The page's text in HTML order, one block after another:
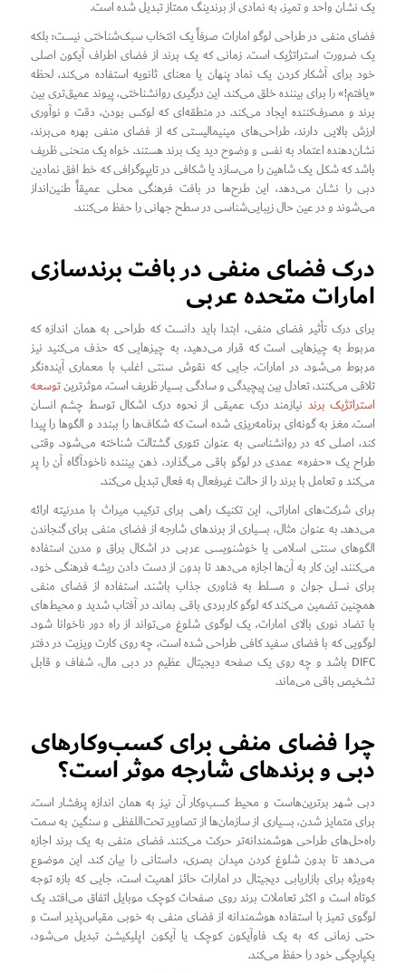
یک نشان واحد و تمیز، به نمادی از برندینگ ممتاز تبدیل شده است.
فضای منفی در طراحی لوگو امارات صرفاً یک انتخاب سبک‌شناختی نیست؛ بلکه
یک ضرورت استراتژیک است. زمانی که یک برند از فضای اطراف آیکون اصلی
خود برای آشکار کردن یک نماد پنهان یا معنای ثانویه استفاده می‌کند، لحظه
«یافتم!» را برای بیننده خلق می‌کند. این درگیری روانشناختی، پیوند عمیق‌تری بین
برند و مصرف‌کننده ایجاد می‌کند. در منطقه‌ای که لوکس بودن، دقت و نوآوری
ارزش بالایی دارند، طراحی‌های مینیمالیستی که از فضای منفی بهره می‌برند،
نشان‌دهنده اعتماد به نفس و وضوح دید یک برند هستند. خواه یک منحنی ظریف
باشد که شکل یک شاهین را می‌سازد یا شکافی در تایپوگرافی که خط افق نمادین
دبی را نشان می‌دهد، این طرح‌ها در بافت فرهنگی محلی عمیقاً طنین‌انداز
می‌شوند و در عین حال زیبایی‌شناسی در سطح جهانی را حفظ می‌کنند.
درک فضای منفی در بافت برندسازی
امارات متحده عربی
برای درک تأثیر فضای منفی، ابتدا باید دانست که طراحی به همان اندازه که
مربوط به چیزهایی است که قرار می‌دهید، به چیزهایی که حذف می‌کنید نیز
مربوط می‌شود. در امارات، جایی که نقوش سنتی اغلب با معماری آینده‌نگر
تلاقی می‌کنند، تعادل بین پیچیدگی و سادگی بسیار ظریف است. موثرترینتوسعه
استراتژیک برند نیازمند درک عمیقی از نحوه درک اشکال توسط چشم انسان
است. مغز به گونه‌ای برنامه‌ریزی شده است که شکاف‌ها را ببندد و الگوها را پیدا
کند، اصلی که در روانشناسی به عنوان تئوری گشتالت شناخته می‌شود. وقتی
طراح یک «حفره» عمدی در لوگو باقی می‌گذارد، ذهن بیننده ناخودآگاه آن را پر
می‌کند و تعامل با برند را از حالت غیرفعال به فعال تبدیل می‌کند.
برای شرکت‌های اماراتی، این تکنیک راهی برای ترکیب میراث با مدرنیته ارائه
می‌دهد. به عنوان مثال، بسیاری از برندهای شارجه از فضای منفی برای گنجاندن
الگوهای سنتی اسلامی یا خوشنویسی عربی در اشکال براق و مدرن استفاده
می‌کنند. این کار به آن‌ها اجازه می‌دهد تا بدون از دست دادن ریشه فرهنگی خود،
برای نسل جوان و مسلط به فناوری جذاب باشند. استفاده از فضای منفی
همچنین تضمین می‌کند که لوگو کاربردی باقی بماند. در آفتاب شدید و محیط‌های
با تضاد نوری بالای امارات، یک لوگوی شلوغ می‌تواند از راه دور ناخوانا شود.
لوگویی که با فضای سفید کافی طراحی شده است، چه روی کارت ویزیت در دفتر
DIFC باشد و چه روی یک صفحه دیجیتال عظیم در دبی مال، شفاف و قابل
تشخیص باقی می‌ماند.
چرا فضای منفی برای کسب‌وکارهای
دبی و برندهای شارجه موثر است؟
دبی شهر برترین‌هاست و محیط کسب‌وکار آن نیز به همان اندازه پرفشار است.
برای متمایز شدن، بسیاری از سازمان‌ها از تصاویر تحت‌اللفظی و سنگین به سمت
راه‌حل‌های طراحی هوشمندانه‌تر حرکت می‌کنند. فضای منفی به یک برند اجازه
می‌دهد تا بدون شلوغ کردن میدان بصری، داستانی را بیان کند. این موضوع
به‌ویژه برای بازاریابی دیجیتال در امارات حائز اهمیت است، جایی که بازه توجه
کوتاه است و اکثر تعاملات برند روی صفحات کوچک موبایل اتفاق می‌افتد. یک
لوگوی تمیز با استفاده هوشمندانه از فضای منفی به خوبی مقیاس‌پذیر است و
حتی زمانی که به یک فاوآیکون کوچک یا آیکون اپلیکیشن تبدیل می‌شود،
یکپارچگی خود را حفظ می‌کند.